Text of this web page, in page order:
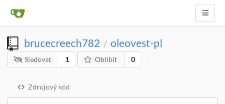
brucecreech782 / oleovest-pl
Sledovat 1 Oblíbit 0
Zdrojový kód